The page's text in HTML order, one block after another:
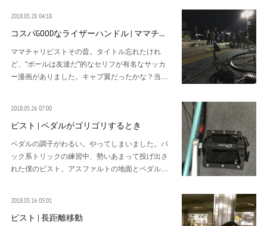
2018.05.28 04:18
コスパGOODなライザーハンドル | ママチ…
ママチャリピストその昔。タイトル忘れたけれ
ど、"ボールは友達だ"的なセリフが有名なサッカ
ー漫画がありました。キャプ翼だったかな？当…
2018.05.26 07:00
ピスト | ペダルがゴリゴリするとき
ペダルの調子がわるい。やってしまいました。バ
ック系トリックの練習中、勢いあまって投げ出さ
れた僕のピスト。アスファルトの地面とペダル…
2018.05.16 05:01
ピスト | 長距離移動